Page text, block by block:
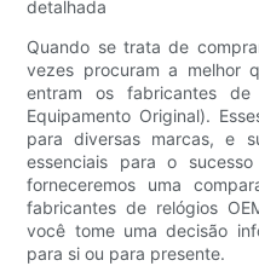
detalhada
Quando se trata de
vezes procuram a melhor
entram os fabricantes de
Equipamento Original).
para diversas marcas, e
essenciais para o
forneceremos uma
fabricantes de relógios
você tome uma decisão
para si ou para presente.